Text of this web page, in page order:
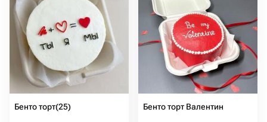
Бенто торт(25) Бенто торт Валентин